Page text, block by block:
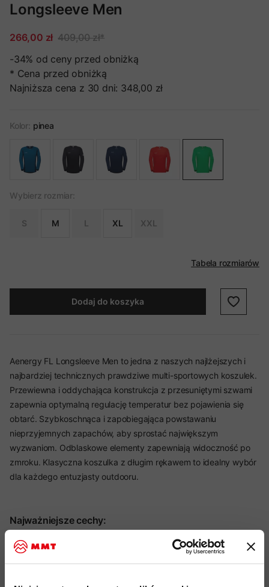
Longsleeve Men
266,00 zł 409,00 zł*
-34% od ceny przed obniżką
* Cena przed obniżką
Najniższa cena z 30 dni: 348,00 zł
Kolor: pinea
Wybierz rozmiar:
S M L XL XXL
Tabela rozmiarów
Dodaj do koszyka
Aenergy FL Longsleeve Men to jedna z naszych najlżejszych i
najbardziej technicznych prawdziwe multi-sportowych koszulek.
Przewiewna i oddychająca konstrukcja z przesuniętymi szwami
zapewnia optymalną regulację temperatur bez pojawienia się
obtarć. Szybkoschnąca i zapobiegająca powstawaniu
nieprzyjemnych zapachów, aby sprostać największym
wyzwaniom. Odblaskowe elementy zapewniają widoczność po
zmroku. Klasyczna koszulka z długim rękawem to idealny wybór
dla każdego entuzjasty outdooru.
Najważniejsze cechy:
idealny produkt do:
Alpinizm, Trail Running, Skitouring,